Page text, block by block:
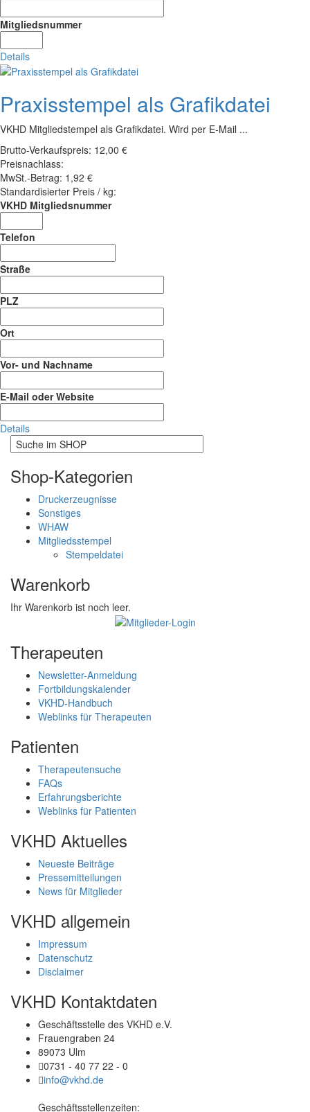
Mitgliedsnummer
Details
Praxisstempel als Grafikdatei
VKHD Mitgliedstempel als Grafikdatei. Wird per E-Mail ...
Brutto-Verkaufspreis: 12,00 €
Preisnachlass:
MwSt.-Betrag: 1,92 €
Standardisierter Preis / kg:
VKHD Mitgliedsnummer
Telefon
Straße
PLZ
Ort
Vor- und Nachname
E-Mail oder Website
Details
Shop-Kategorien
Druckerzeugnisse
Sonstiges
WHAW
Mitgliedsstempel
Stempeldatei
Warenkorb
Ihr Warenkorb ist noch leer.
Therapeuten
Newsletter-Anmeldung
Fortbildungskalender
VKHD-Handbuch
Weblinks für Therapeuten
Patienten
Therapeutensuche
FAQs
Erfahrungsberichte
Weblinks für Patienten
VKHD Aktuelles
Neueste Beiträge
Pressemitteilungen
News für Mitglieder
VKHD allgemein
Impressum
Datenschutz
Disclaimer
VKHD Kontaktdaten
Geschäftsstelle des VKHD e.V.
Frauengraben 24
89073 Ulm
0731 - 40 77 22 - 0
info@vkhd.de
Geschäftsstellenzeiten: